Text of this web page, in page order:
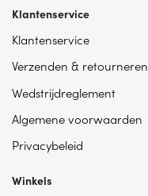
Klantenservice
Klantenservice
Verzenden & retourneren
Wedstrijdreglement
Algemene voorwaarden
Privacybeleid
Winkels